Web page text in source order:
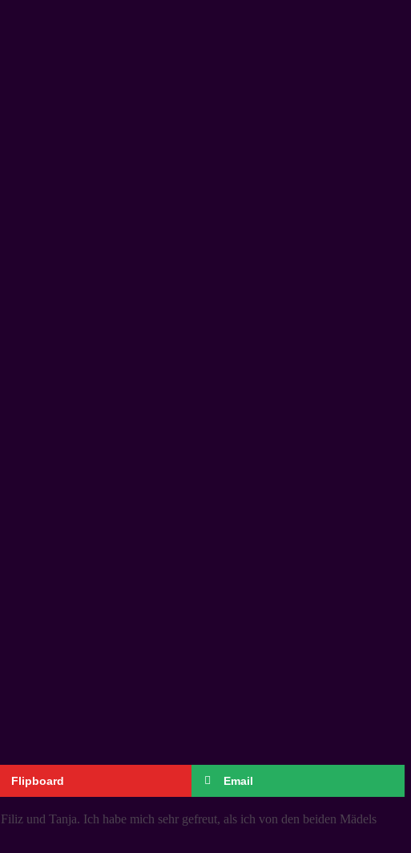
Flipboard Email
und Tanja. Ich habe mich sehr gefreut, als ich von den beiden Mädels